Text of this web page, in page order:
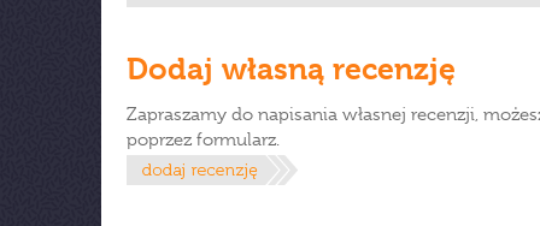
Dodaj własną recenzję
Zapraszamy do napisania własnej recenzji,
poprzez formularz.